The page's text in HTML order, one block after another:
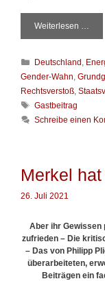
Weiterlesen …
b
e
c
h
n
t
C
S
U
u
n
K
a
t
g
o
n
Deutschland ,
Gender-Wahn,
Rechtsverstoß,
S
c
w
ö
e
r
Gastbeitrag
Schreibe einen
Merkel
26. Juli 2021
Aber ihr Gewissen
zufrieden – Die
– Das von Philipp
überarbeiteten,
Beiträgen ein